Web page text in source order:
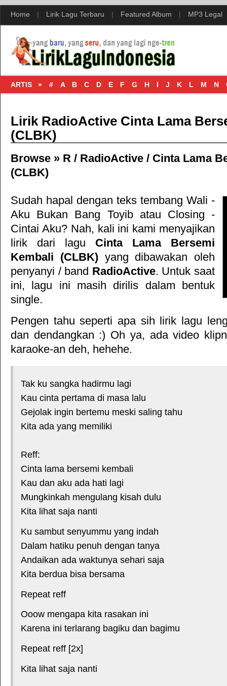
Home | Lirik Lagu Terbaru | Featured Album | MP3 Legal
ARTIS » # A B C D E F G H I J K L M N
Lirik RadioActive Cinta Lama
(CLBK)
Browse » R / RadioActive / Cinta Lama
(CLBK)
Sudah hapal dengan teks tembang Wali -
Aku Bukan Bang Toyibatau Closing -
Cintai Aku? Nah, kali ini kami menyajikan
lirik dari lagu Cinta Lama Bersemi
Kembali (CLBK)yang dibawakan oleh
penyanyi / band RadioActive. Untuk saat
ini, lagu ini masih dirilis dalam bentuk
single.
Pengen tahu seperti apa sih lirik lagu
dan dendangkan :) Oh ya, ada video
karaoke-an deh, hehehe.
Tak ku sangka hadirmu lagi
Kau cinta pertama di masa lalu
Gejolak ingin bertemu meski saling tahu
Kita ada yang memiliki
Reff:
Cinta lama bersemi kembali
Kau dan aku ada hati lagi
Mungkinkah mengulang kisah dulu
Kita lihat saja nanti
Ku sambut senyummu yang indah
Dalam hatiku penuh dengan tanya
Andaikan ada waktunya sehari saja
Kita berdua bisa bersama
Repeat reff
Ooow mengapa kita rasakan ini
Karena ini terlarang bagiku dan bagimu
Repeat reff [2x]
Kita lihat saja nanti